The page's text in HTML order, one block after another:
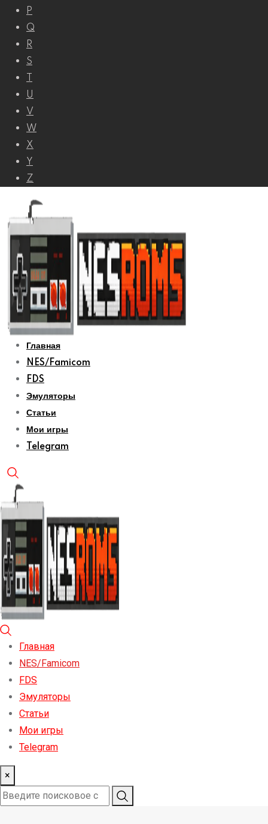
P
Q
R
S
U
V
W
X
Y
Z
Главная
NES/Famicom
FDS
Эмуляторы
Статьи
Мои игры
Telegram
Главная
NES/Famicom
FDS
Эмуляторы
Статьи
Мои игры
Telegram
×